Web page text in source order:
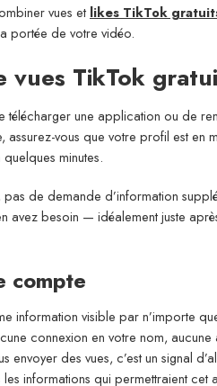
vues et likes TikTok
portée de votre vidéo.
TikTok
une application ou de
assurez-vous que votre profil est en
minutes.
de demande d’information
avez besoin — idéalement juste
compte
information visible par n’importe
connexion en votre nom, aucune
des vues, c’est un signal
informations qui permettraient cet